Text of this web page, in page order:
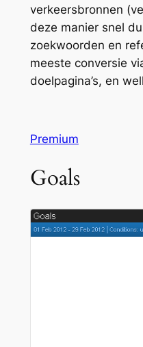
verkeersbronnen
deze manier snel
zoekwoorden en
meeste conversie
doelpagina’s, en
Premium
Goals